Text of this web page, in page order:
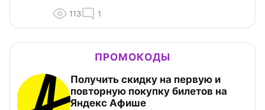
113 1
ПРОМОКОДЫ
Получить скидку на первую и
повторную покупку билетов на
Яндекс Афише